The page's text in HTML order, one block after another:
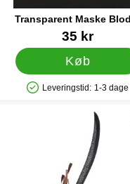
Transparent Maske
Varenr 3893335 kr
Køb
Produkttilgængelighed: På
Leveringstid: 1-3 dage
Markér piratsværd